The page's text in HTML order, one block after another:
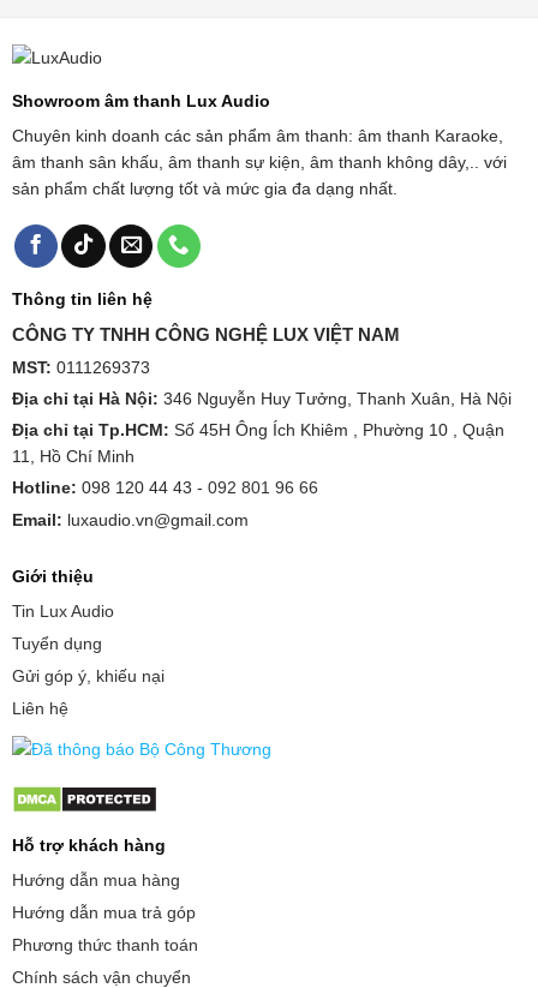
Showroom âm thanh Lux Audio
Chuyên kinh doanh các sản phẩm âm thanh: âm thanh Karaoke,
âm thanh sân khấu, âm thanh sự kiện, âm thanh không dây,.. với
sản phẩm chất lượng tốt và mức gia đa dạng nhất.
Thông tin liên hệ
CÔNG TY TNHH CÔNG NGHỆ LUX VIỆT NAM
MST: 0111269373
Địa chỉ tại Hà Nội: 346 Nguyễn Huy Tưởng, Thanh Xuân, Hà Nội
Địa chỉ tại Tp.HCM: Số 45H Ông Ích Khiêm , Phường 10 , Quận
11, Hồ Chí Minh
Hotline: 098 120 44 43 - 092 801 96 66
Email: luxaudio.vn@gmail.com
Giới thiệu
Tin Lux Audio
Tuyển dụng
Gửi góp ý, khiếu nại
Liên hệ
Hỗ trợ khách hàng
Hướng dẫn mua hàng
Hướng dẫn mua trả góp
Phương thức thanh toán
Chính sách vận chuyển